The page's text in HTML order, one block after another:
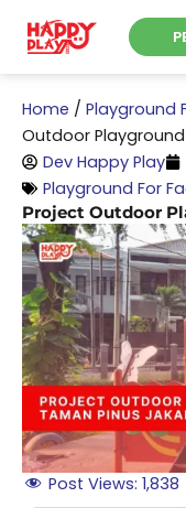
Home / Playground
Outdoor
Dev Happy Play
Playground For
Project Outdoor
Post Views: 1,838